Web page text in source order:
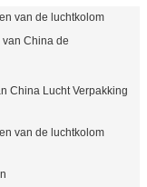
van de luchtkolom
China de
China Lucht Verpakking
van de luchtkolom